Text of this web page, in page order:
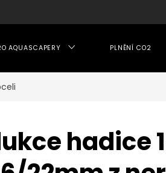
AQUASCAPERY PLNĚNÍ CO2
hadice